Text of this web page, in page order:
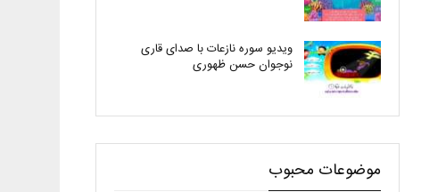
ویدیو سوره نازعات با صدای قاری
نوجوان حسن ظهوری
موضوعات محبوب